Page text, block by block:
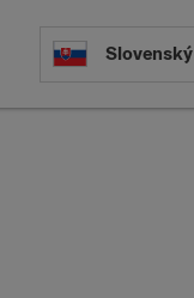
Slovenský